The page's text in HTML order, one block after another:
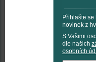
Přihlašte se
novinek z
S Vašimi
dle našich
osobních